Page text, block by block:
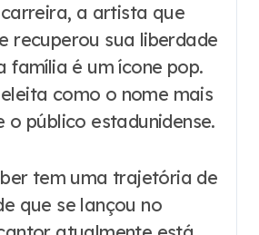
a artista que
recuperou sua liberdade
família é um ícone pop.
como o nome mais
o público estadunidense.
tem uma trajetória de
que se lançou no